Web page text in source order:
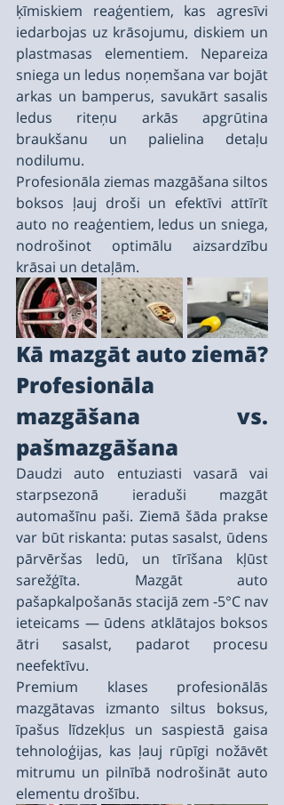
ķīmiskiem reaģentiem, kas agresīvi
iedarbojas uz krāsojumu, diskiem un
plastmasas elementiem. Nepareiza
sniega un ledus noņemšana var bojāt
arkas un bamperus, savukārt sasalis
ledus riteņu arkās apgrūtina
braukšanu un palielina detaļu
nodilumu.
Profesionāla ziemas mazgāšana siltos
boksos ļauj droši un efektīvi attīrīt
auto no reaģentiem, ledus un sniega,
nodrošinot optimālu aizsardzību
krāsai un detaļām.
Kā mazgāt auto ziemā?
Profesionāla
mazgāšana vs.
pašmazgāšana
Daudzi auto entuziasti vasarā vai
starpsezonā ieraduši mazgāt
automašīnu paši. Ziemā šāda prakse
var būt riskanta: putas sasalst, ūdens
pārvēršas ledū, un tīrīšana kļūst
sarežģīta. Mazgāt auto
pašapkalpošanās stacijā zem -5°С nav
ieteicams — ūdens atklātajos boksos
ātri sasalst, padarot procesu
neefektīvu.
Premium klases profesionālās
mazgātavas izmanto siltus boksus,
īpašus līdzekļus un saspiestā gaisa
tehnoloģijas, kas ļauj rūpīgi nožāvēt
mitrumu un pilnībā nodrošināt auto
elementu drošību.